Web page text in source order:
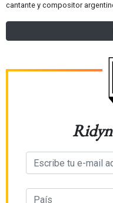
cantante y compositor